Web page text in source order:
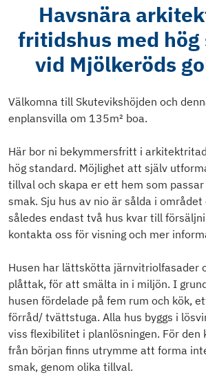
Havsnära
fritidshus med hög
vid Mjölkeröds
Välkomna till Skutevikshöjden och
enplansvilla om 135m² boa.
Här bor ni bekymmersfritt i
hög standard. Möjlighet att själv
tillval och skapa er ett hem som
smak. Sju hus av nio är sålda i
således endast två hus kvar till
kontakta oss för visning och mer
Husen har lättskötta järnvitriolfasader
plåttak, för att smälta in i miljön. I
husen fördelade på fem rum och kök,
förråd/ tvättstuga. Alla hus byggs i
viss flexibilitet i planlösningen. För den
från början finns utrymme att forma
smak, genom olika tillval.